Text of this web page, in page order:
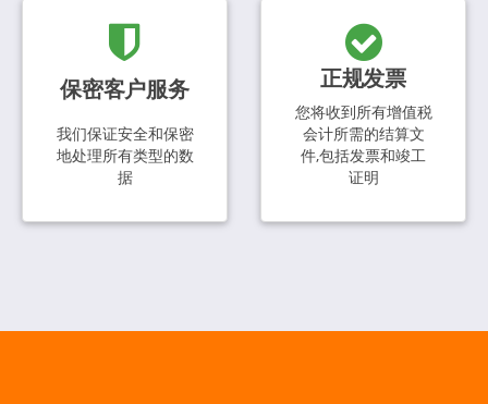
保密客户服务
我们保证安全和保密
地处理所有类型的数
据
正规发票
您将收到所有增值税
会计所需的结算文
件,包括发票和竣工
证明